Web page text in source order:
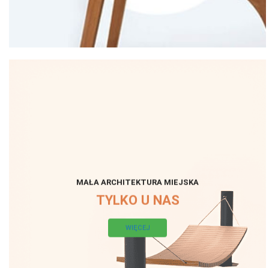
MAŁA ARCHITEKTURA MIEJSKA
TYLKO U NAS
WIĘCEJ